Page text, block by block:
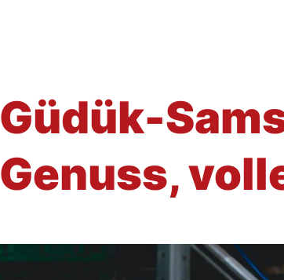
Güdük-
Genuss,